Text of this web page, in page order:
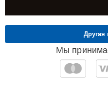
Мы
Другая